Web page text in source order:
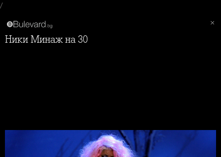
/
Ники Минаж на 30